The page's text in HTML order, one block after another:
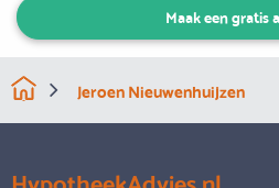
Maak een gratis
Jeroen Nieuwenhuijzen